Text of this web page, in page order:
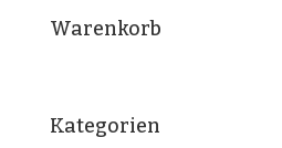
Warenkorb
Kategorien